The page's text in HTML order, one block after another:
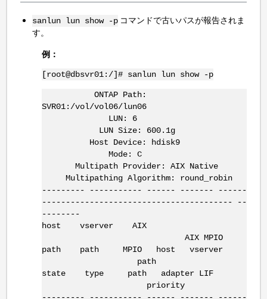
sanlun lun show -p コマンドで古いパスが報告されま
す。
例：
[root@dbsvr01:/]# sanlun lun show -p
ONTAP Path:
SVR01:/vol/vol06/lun06
LUN: 6
LUN Size: 600.1g
Host Device: hdisk9
Mode: C
Multipath Provider: AIX Native
Multipathing Algorithm: round_robin
--------- ----------- ------ ------- ------
---------------------------------------- --
--------
host vserver AIX
AIX MPIO
path path MPIO host vserver
path
state type path adapter LIF
priority